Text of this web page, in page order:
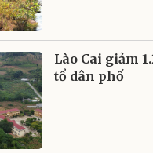
Lào Cai giảm
tổ dân phố